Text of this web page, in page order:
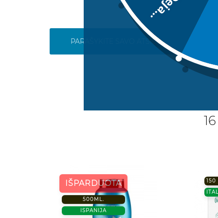
PARAŠYKITE SAVO ATSILIEPIMĄ
IŠPARDUOTA
500ML.
ISPANIJA
150
Deja...